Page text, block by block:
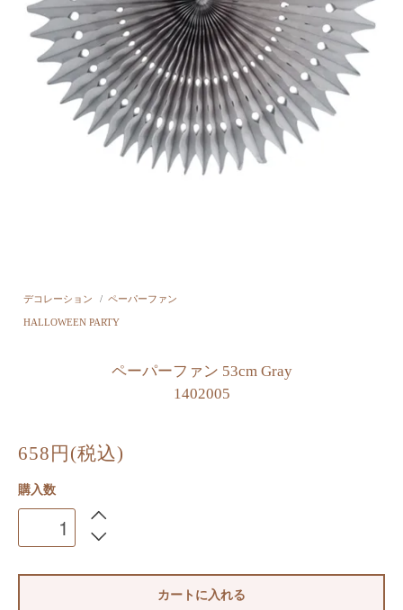
デコレーション / ペーパーファン
HALLOWEEN PARTY
ペーパーファン 53cm Gray
1402005
658円(税込)
購入数
カートに入れる